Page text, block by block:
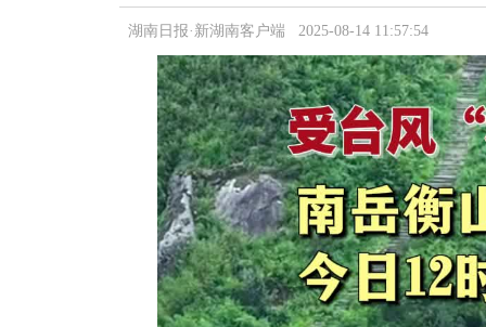
湖南日报·新湖南客户端 2025-08-14 11:57:54